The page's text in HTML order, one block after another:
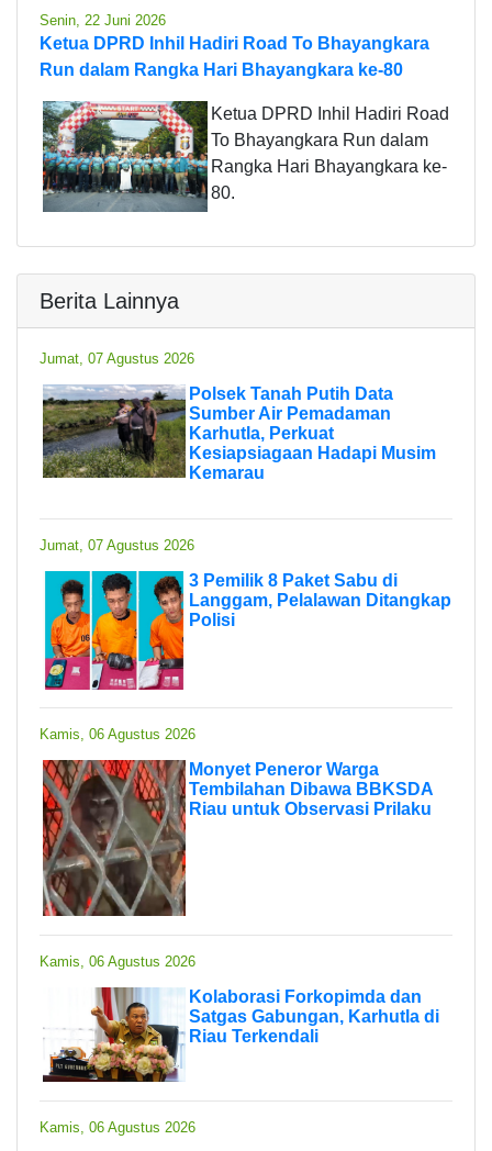
Senin, 22 Juni 2026
Ketua DPRD Inhil Hadiri Road To Bhayangkara
Run dalam Rangka Hari Bhayangkara ke-80
Ketua DPRD Inhil Hadiri Road
To Bhayangkara Run dalam
Rangka Hari Bhayangkara ke-
80.
Berita Lainnya
Jumat, 07 Agustus 2026
Polsek Tanah Putih Data
Sumber Air Pemadaman
Karhutla, Perkuat
Kesiapsiagaan Hadapi Musim
Kemarau
Jumat, 07 Agustus 2026
3 Pemilik 8 Paket Sabu di
Langgam, Pelalawan Ditangkap
Polisi
Kamis, 06 Agustus 2026
Monyet Peneror Warga
Tembilahan Dibawa BBKSDA
Riau untuk Observasi Prilaku
Kamis, 06 Agustus 2026
Kolaborasi Forkopimda dan
Satgas Gabungan, Karhutla di
Riau Terkendali
Kamis, 06 Agustus 2026